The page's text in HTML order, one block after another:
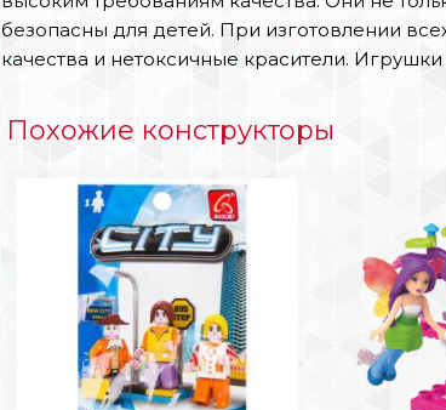
безопасны для детей. При изготовлении
качества и нетоксичные красители.
Похожие конструкторы